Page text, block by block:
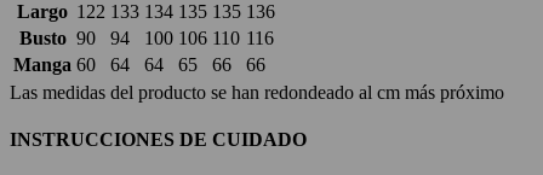
Largo 122 133 134 135 135 136
Busto 90 94 100 106 110 116
Manga 60 64 64 65 66
66
Las medidas del producto se han redondeado al cm más próximo
INSTRUCCIONES DE CUIDADO